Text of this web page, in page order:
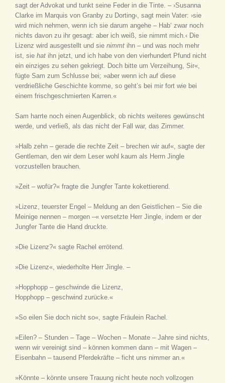
sagt der Advokat und tunkt seine Feder in die Tinte. – ›Susanna
Clarke im Marquis von Granby zu Dorting‹, sagt mein Vater: ›sie
wird mich nehmen, wenn ich sie darum angehe – Hab‘ zwar noch
nichts davon zu ihr gesagt: aber ich weiß, sie nimmt mich.‹ Die
Lizenz wird ausgestellt und sie nimmt ihn – und was noch mehr
ist, sie hat ihn jetzt, und ich habe von den vierhundert Pfund nicht
ein einziges zu sehen gekriegt. Doch bitte um Verzeihung, Sir«,
fügte Sam zum Schlusse bei; »aber wenn ich auf diese
verdrießliche Geschichte komme, so geht’s bei mir fort wie bei
einem frischgeschmierten Karren.«
Sam harrte noch einen Augenblick, ob nichts weiteres gewünscht
werde, und verließ, als das nicht der Fall war, das Zimmer.
»Halb zehn – gerade die rechte Zeit – brechen wir auf«, sagte der
Gentleman, den wir dem Leser wohl kaum als Herrn Jingle
vorzustellen brauchen.
»Zeit – wofür?« fragte die Jungfer Tante kokettierend.
»Lizenz, teuerster Engel – Meldung an den Geistlichen – Sie die
Meinige nennen – morgen –« versetzte Herr Jingle, indem er der
Jungfer Tante die Hand druckte.
»Die Lizenz?« sagte Rachel errötend.
»Die Lizenz«, wiederholte Herr Jingle. –
»Hopphopp – geschwinde die Lizenz,
Hopphopp – geschwind zurücke.«
»So eilen Sie doch nicht so«, sagte Fräulein Rachel.
»Eilen? – Stunden – Tage – Wochen – Monate – Jahre sind nichts,
wenn wir vereinigt sind – können kommen dann – mit Wagen –
Eisenbahn – tausend Pferdekräfte – ficht uns nimmer an.«
»Könnte – könnte unsere Trauung nicht heute noch vollzogen